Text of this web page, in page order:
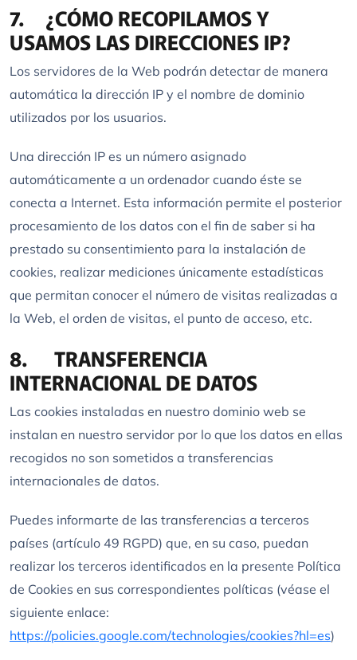
7. ¿CÓMO RECOPILAMOS Y
USAMOS LAS DIRECCIONES IP?
Los servidores de la Web podrán detectar de manera
automática la dirección IP y el nombre de dominio
utilizados por los usuarios.
Una dirección IP es un número asignado
automáticamente a un ordenador cuando éste se
conecta a Internet. Esta información permite el posterior
procesamiento de los datos con el fin de saber si ha
prestado su consentimiento para la instalación de
cookies, realizar mediciones únicamente estadísticas
que permitan conocer el número de visitas realizadas a
la Web, el orden de visitas, el punto de acceso, etc.
8. TRANSFERENCIA
INTERNACIONAL DE DATOS
Las cookies instaladas en nuestro dominio web se
instalan en nuestro servidor por lo que los datos en ellas
recogidos no son sometidos a transferencias
internacionales de datos.
Puedes informarte de las transferencias a terceros
países (artículo 49 RGPD) que, en su caso, puedan
realizar los terceros identificados en la presente Política
de Cookies en sus correspondientes políticas (véase el
siguiente enlace:
https://policies.google.com/technologies/cookies?hl=es)